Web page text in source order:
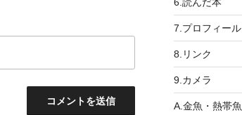
6.読んだ本
7.プロフィール
8.リンク
9.カメラ
A.金魚・熱帯魚